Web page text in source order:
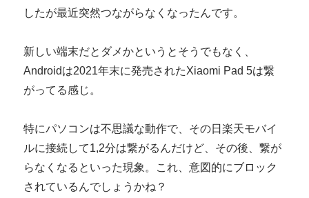
したが最近突然つながらなくなったんです。
新しい端末だとダメかというとそうでもなく、
Androidは2021年末に発売されたXiaomi Pad 5は繋
がってる感じ。
特にパソコンは不思議な動作で、その日楽天モバイ
ルに接続して1,2分は繋がるんだけど、その後、繋が
らなくなるといった現象。これ、意図的にブロック
されているんでしょうかね？